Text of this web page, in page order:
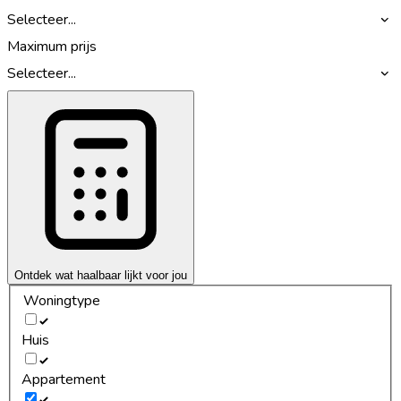
Selecteer...
Maximum prijs
Selecteer...
Ontdek wat haalbaar lijkt voor jou
Woningtype
Huis
Appartement